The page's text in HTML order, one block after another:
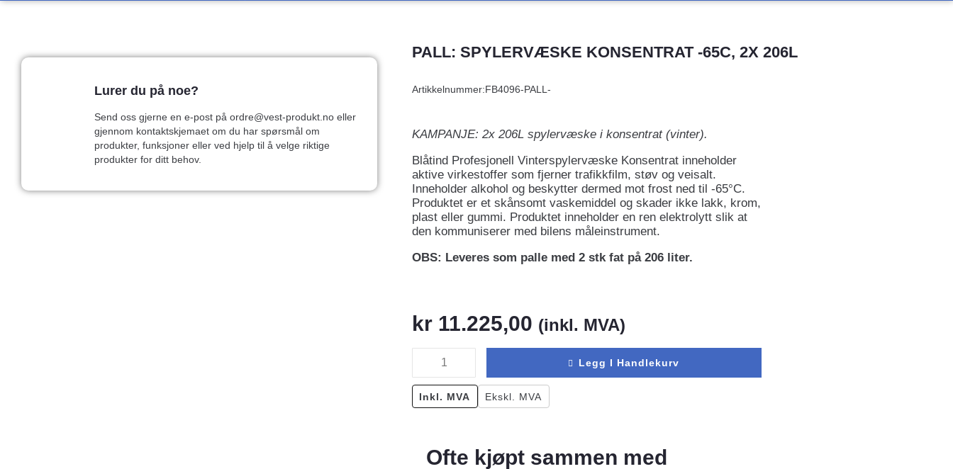
Lurer du på noe?
Send oss gjerne en e-post på ordre@vest-produkt.no eller
gjennom kontaktskjemaet om du har spørsmål om
produkter, funksjoner eller ved hjelp til å velge riktige
produkter for ditt behov.
PALL: SPYLERVÆSKE KONSENTRAT -65C, 2X 206L
Artikkelnummer:FB4096-PALL-
KAMPANJE: 2x 206L spylervæske i konsentrat (vinter).
Blåtind Profesjonell Vinterspylervæske Konsentrat inneholder
aktive virkestoffer som fjerner trafikkfilm, støv og veisalt.
Inneholder alkohol og beskytter dermed mot frost ned til -65°C.
Produktet er et skånsomt vaskemiddel og skader ikke lakk, krom,
plast eller gummi. Produktet inneholder en ren elektrolytt slik at
den kommuniserer med bilens måleinstrument.
OBS: Leveres som palle med 2 stk fat på 206 liter.
kr11.225,00 (inkl. MVA)
Legg I Handlekurv
Inkl. MVA Ekskl. MVA
Ofte kjøpt sammen med